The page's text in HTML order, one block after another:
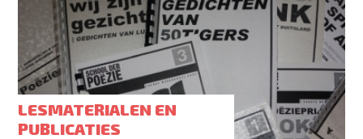
LESMATERIALEN EN
PUBLICATIES